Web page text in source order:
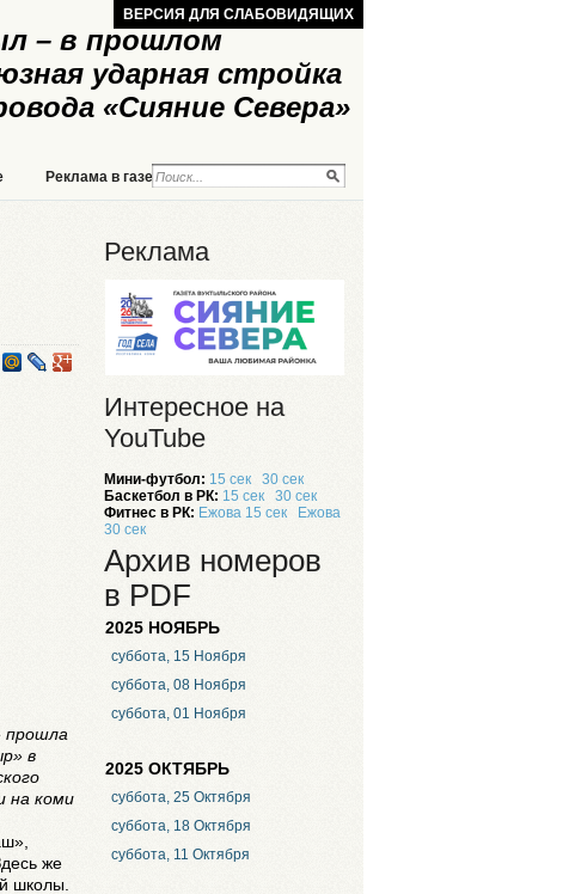
– в прошлом
ударная стройка
«Сияние Севера»
ВЕРСИЯ ДЛЯ СЛАБОВИДЯЩИХ
Реклама в газете Реклама на сайте
прошла
в
на коми
же
школы.
Реклама
Интересное на
YouTube
Мини-футбол: 15 сек
30 сек
Баскетбол в РК: 15 сек
30 сек
Фитнес в РК: Ежова 15 сек
Ежова
30 сек
Архив номеров
в PDF
2025 НОЯБРЬ
суббота, 15 Ноября
суббота, 08 Ноября
суббота, 01 Ноября
2025 ОКТЯБРЬ
суббота, 25 Октября
суббота, 18 Октября
суббота, 11 Октября